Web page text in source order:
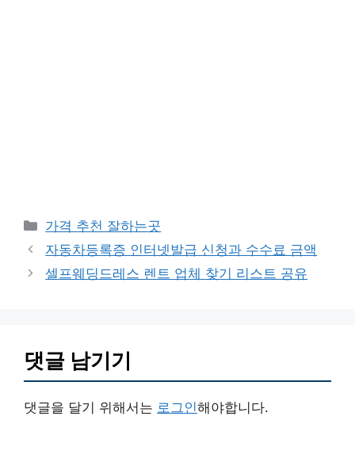
카
테
리
가격 추천 잘하는곳
자동차등록증 인터넷발급 신청과 수수료 금액
셀프웨딩드레스 렌트 업체 찾기 리스트 공유
댓글 남기기
댓글을 달기 위해서는 로그인해야합니다.